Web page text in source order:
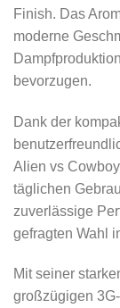
Finish. Das
moderne
bevorzugen.
Dank der
Alien vs
täglichen
zuverlässige
gefragten Wahl
Mit seiner
großzügigen